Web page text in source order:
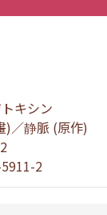
キシン
)／静脈 (原作)
2